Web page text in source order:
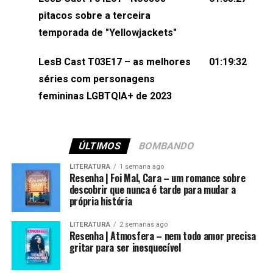
(⁠⁠⁠⁠@brunarfentanes⁠⁠⁠⁠) e Pollyelly FlorêncioEdição de
Naiady Machado
pitacos sobre a terceira
temporada de "Yellowjackets"
LesB Cast T03E17 – as melhores
séries com personagens
femininas LGBTQIA+ de 2023
01:19:32
ÚLTIMOS BOMBANDO
LITERATURA 1 semana ago
Resenha | Foi Mal, Cara – um romance sobre
descobrir que nunca é tarde para mudar a
própria história
LITERATURA 2 semanas ago
Resenha | Atmosfera – nem todo amor precisa
gritar para ser inesquecível